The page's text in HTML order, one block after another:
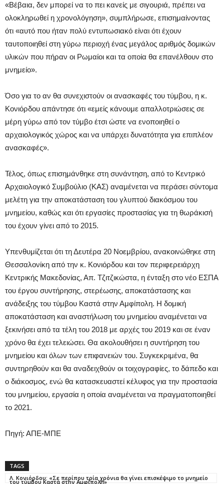
«Βέβαια, δεν μπορεί να το πει κανείς με σιγουριά, πρέπει να
ολοκληρωθεί η χρονολόγηση», συμπλήρωσε, επισημαίνοντας
ότι «αυτό που ήταν πολύ εντυπωσιακό είναι ότι έχουν
ταυτοποιηθεί στη γύρω περιοχή ένας μεγάλος αριθμός δομικών
υλικών που πήραν οι Ρωμαίοι και τα οποία θα επανέλθουν στο
μνημείο».
Όσο για το αν θα συνεχιστούν οι ανασκαφές του τύμβου, η κ.
Κονιόρδου απάντησε ότι «εμείς κάνουμε απαλλοτριώσεις σε
μέρη γύρω από τον τύμβο έτσι ώστε να ενοποιηθεί ο
αρχαιολογικός χώρος και να υπάρχει δυνατότητα για επιπλέον
ανασκαφές».
Τέλος, όπως επισημάνθηκε στη συνάντηση, από το Κεντρικό
Αρχαιολογικό Συμβούλιο (ΚΑΣ) αναμένεται να περάσει σύντομα
μελέτη για την αποκατάσταση του γλυπτού διακόσμου του
μνημείου, καθώς και ότι εργασίες προστασίας για τη θωράκισή
του έχουν γίνει από το 2015.
Υπενθυμίζεται ότι τη Δευτέρα 20 Νοεμβρίου, ανακοινώθηκε στη
Θεσσαλονίκη από την κ. Κονιόρδου και τον περιφερειάρχη
Κεντρικής Μακεδονίας, Απ. Τζιτζικώστα, η ένταξη στο νέο ΕΣΠΑ
του έργου συντήρησης, στερέωσης, αποκατάστασης και
ανάδειξης του τύμβου Καστά στην Αμφίπολη. Η δομική
αποκατάσταση και αναστήλωση του μνημείου αναμένεται να
ξεκινήσει από τα τέλη του 2018 με αρχές του 2019 και σε έναν
χρόνο θα έχει τελειώσει. Θα ακολουθήσει η συντήρηση του
μνημείου και όλων των επιφανειών του. Συγκεκριμένα, θα
συντηρηθούν και θα αναδειχθούν οι τοιχογραφίες, το δάπεδο και
ο διάκοσμος, ενώ θα κατασκευαστεί κέλυφος για την προστασία
του μνημείου, εργασία η οποία αναμένεται να πραγματοποιηθεί
το 2021.
Πηγή: ΑΠΕ-ΜΠΕ
TAGS
Λ. Κονιόρδου: «Σε περίπου τρία χρόνια θα γίνει επισκέψιμο το μνημείο
του τύμβου Καστά στην Αμφίπολη»